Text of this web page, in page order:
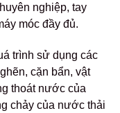
nghiệp, tay
móc đầy đủ.
trình sử dụng các
cặn bẩn, vật
thoát nước của
chảy của nước thải